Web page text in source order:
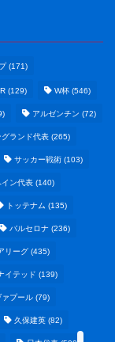
(171)
(129) W杯 (546)
アルゼンチン (72)
グランド代表 (265)
サッカー戦術 (103)
イン代表 (140)
トッテナム (135)
バルセロナ (236)
リーグ (435)
イテッド (139)
ァプール (79)
久保建英 (82)
とめ
とめ